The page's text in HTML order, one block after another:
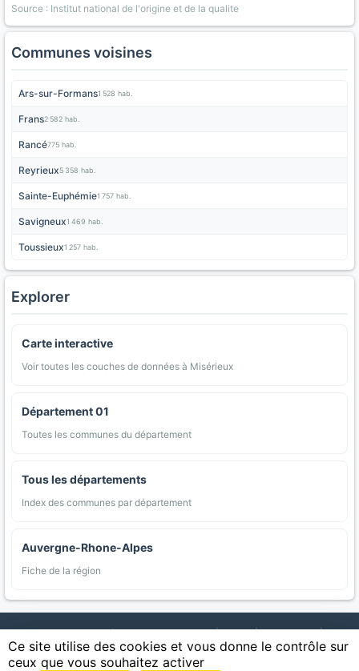
Source : Institut national de l'origine et de la qualite
Communes voisines
Ars-sur-Formans1 528 hab.
Frans2 582 hab.
Rancé775 hab.
Reyrieux5 358 hab.
Sainte-Euphémie1 757 hab.
Savigneux1 469 hab.
Toussieux1 257 hab.
Explorer
Carte interactive
Voir toutes les couches de données à Misérieux
Département 01
Toutes les communes du département
Tous les départements
Index des communes par département
Auvergne-Rhone-Alpes
Fiche de la région
AgriMap — Données agricoles ouvertes | Carte | Communes |
Appellations | Regions | Cultures | Zones protégées | Forets |
Littoral | Espaces naturels | Statistiques
Ce site utilise des cookies et vous donne le contrôle sur
ceux que vous souhaitez activer